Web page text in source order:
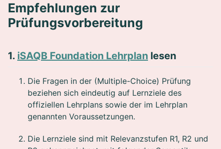
Empfehlungen zur
Prüfungsvorbereitung
1. iSAQB Foundation Lehrplan lesen
Die Fragen in der (Multiple-Choice) Prüfung
beziehen sich eindeutig auf Lernziele des
offiziellen Lehrplans sowie der im Lehrplan
genannten Voraussetzungen.
Die Lernziele sind mit Relevanzstufen R1, R2 und